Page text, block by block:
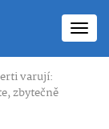
varují:
zbytečně